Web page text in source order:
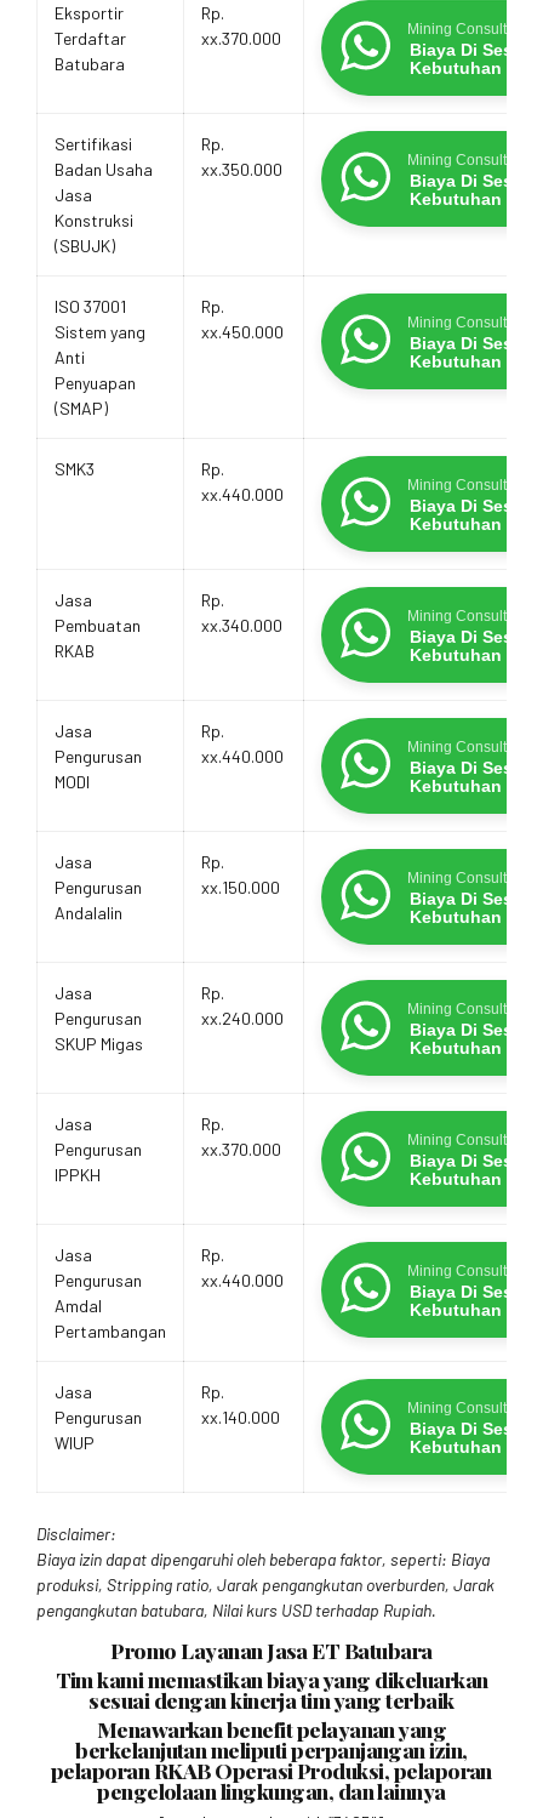
Eksportir
Terdaftar
Batubara
Rp.
xx.370.000
Mining Consultants
Biaya Di
Kebutuhan
Sertifikasi
Badan Usaha
Jasa
Konstruksi
(SBUJK)
Rp.
xx.350.000
Mining Consultants
Biaya Di
Kebutuhan
ISO 37001
Sistem yang
Anti
Penyuapan
(SMAP)
Rp.
xx.450.000
Mining Consultants
Biaya Di
Kebutuhan
SMK3
Rp.
xx.440.000
Mining Consultants
Biaya Di
Kebutuhan
Jasa
Pembuatan
RKAB
Rp.
xx.340.000
Mining Consultants
Biaya Di
Kebutuhan
Jasa
Pengurusan
MODI
Rp.
xx.440.000
Mining Consultants
Biaya Di
Kebutuhan
Jasa
Pengurusan
Andalalin
Rp.
xx.150.000
Mining Consultants
Biaya Di
Kebutuhan
Jasa
Pengurusan
SKUP Migas
Rp.
xx.240.000
Mining Consultants
Biaya Di
Kebutuhan
Jasa
Pengurusan
IPPKH
Rp.
xx.370.000
Mining Consultants
Biaya Di
Kebutuhan
Jasa
Pengurusan
Amdal
Pertambangan
Rp.
xx.440.000
Mining Consultants
Biaya Di
Kebutuhan
Jasa
Pengurusan
WIUP
Rp.
xx.140.000
Mining Consultants
Biaya Di
Kebutuhan
Disclaimer:
Biaya izin dapat dipengaruhi oleh beberapa faktor, seperti: Biaya
produksi, Stripping ratio, Jarak pengangkutan overburden, Jarak
pengangkutan batubara, Nilai kurs USD terhadap Rupiah.
Promo Layanan Jasa ET Batubara
Tim kami memastikan biaya yang dikeluarkan
sesuai dengan kinerja tim yang terbaik
Menawarkan benefit pelayanan yang
berkelanjutan meliputi perpanjangan izin,
pelaporan RKAB Operasi Produksi, pelaporan
pengelolaan lingkungan, dan lainnya